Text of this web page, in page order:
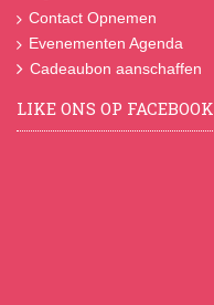
Contact Opnemen
Evenementen Agenda
Cadeaubon aanschaffen
LIKE ONS OP FACEBOOK